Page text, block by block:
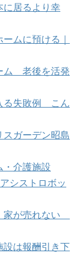
居るより幸
ムに預ける｜
ム 老後を活発
る失敗例 こん
ガーデン昭島
・介護施設
シストロボッ
家が売れない
は報酬引き下